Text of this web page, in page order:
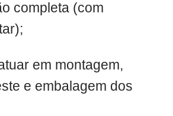
completa (com
em montagem,
e embalagem dos